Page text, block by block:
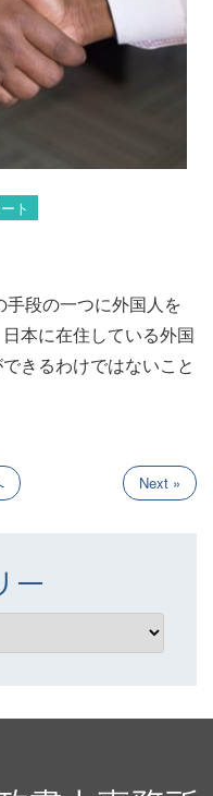
ト
段の一つに外国人を
本に在住している外国
きるわけではないこと
Next »
ー